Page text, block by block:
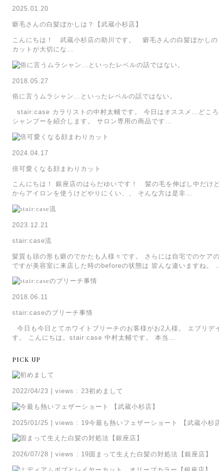
2025.01.20
癖毛さんの白髪ぼかしは？【武蔵小杉店】
こんにちは！ 武蔵小杉店の助川です。 癖毛さんの白髪ぼかし
カットが大切にな…
2018.05.27
俗に言うムラシャン…といったレベルの話ではない。
stair:case カラリストの中村太輔です。 今日はオススメ…どこ
シャンプーを紹介します。 サロン専用の商品です…
2024.04.17
倍可愛くなる顔まわりカット
こんにちは！ 銀座店のはらだゆいです！ 髪の毛を伸ばし中だけ
からアイロンを使うけどやりにくい、、 そんな方は是非…
2023.12.21
stair:case流
髪質も頭の形も癖のでかたも人様々です。 さらには自宅でのケア
ですが美容室に来店した時のbeforeの状態は 皆んな違いますね。
2018.06.11
stair:caseのブリーチ事情
今日も今日とてホワイトブリーチのお客様がお2人様。 エブリ
す。 こんにちは。stair:case 中村太輔です。 本当…
PICK UP
2022/04/23 views : 23初めまして
2025/01/25 | views : 19今最も熱いフェザーショート 【武蔵小杉
2026/07/28 views : 19 固まって生えた白髪の対処法【銀座店】